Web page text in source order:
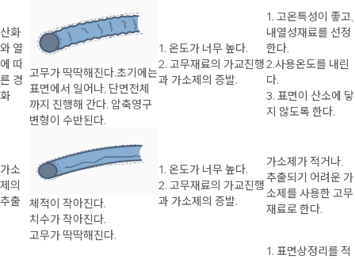
산화
와 열
에 따
른 경
화
고무가 딱딱해진다.초기에는
표면에서 일어나, 단면전체
까지 진행해 간다. 압축영구
변형이 수반된다.
1. 온도가 너무 높다.
2. 고무재료의 가교진행
과 가소제의 증발.
1. 고온특성이 좋고,
내열성재료를 선정
한다.
2.사용온도를 내린
다.
3. 표면이 산소에 닿
지 않도록 한다.
가소
제의
추출
체적이 작아진다.
치수가 작아진다.
고무가 딱딱해진다.
1. 온도가 너무 높다.
2. 고무재료의 가교진행
과 가소제의 증발.
가소제가 적거나,
추출되기 어려운 가
소제를 사용한 고무
재료로 한다.
1. 표면상정리를 적